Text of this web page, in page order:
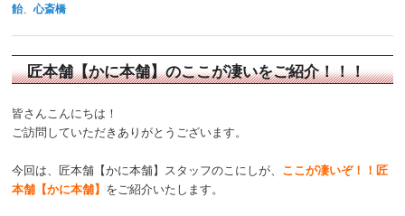
飴、心斎橋
匠本舗【かに本舗】のここが凄いをご紹介！！！
皆さんこんにちは！
ご訪問していただきありがとうございます。
今回は、匠本舗【かに本舗】スタッフのこにしが、 ここが凄いぞ！！匠
本舗【かに本舗】 をご紹介いたします。